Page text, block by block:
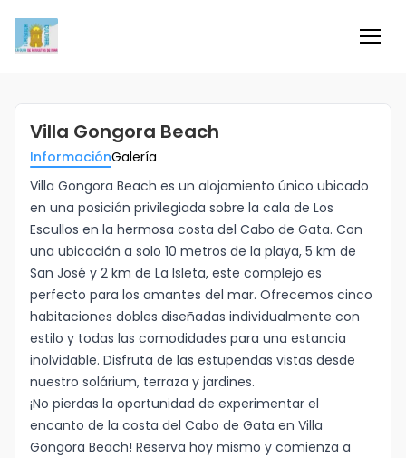
Información
Negocios
Colaboradores
Eventos
Ofertas e ideas para disfrutar
Idioma
Villa Gongora Beach
InformaciónGalería
Villa Gongora Beach es un alojamiento único ubicado
en una posición privilegiada sobre la cala de Los
Escullos en la hermosa costa del Cabo de Gata. Con
una ubicación a solo 10 metros de la playa, 5 km de
San José y 2 km de La Isleta, este complejo es
perfecto para los amantes del mar. Ofrecemos cinco
habitaciones dobles diseñadas individualmente con
estilo y todas las comodidades para una estancia
inolvidable. Disfruta de las estupendas vistas desde
nuestro solárium, terraza y jardines.
¡No pierdas la oportunidad de experimentar el
encanto de la costa del Cabo de Gata en Villa
Gongora Beach! Reserva hoy mismo y comienza a